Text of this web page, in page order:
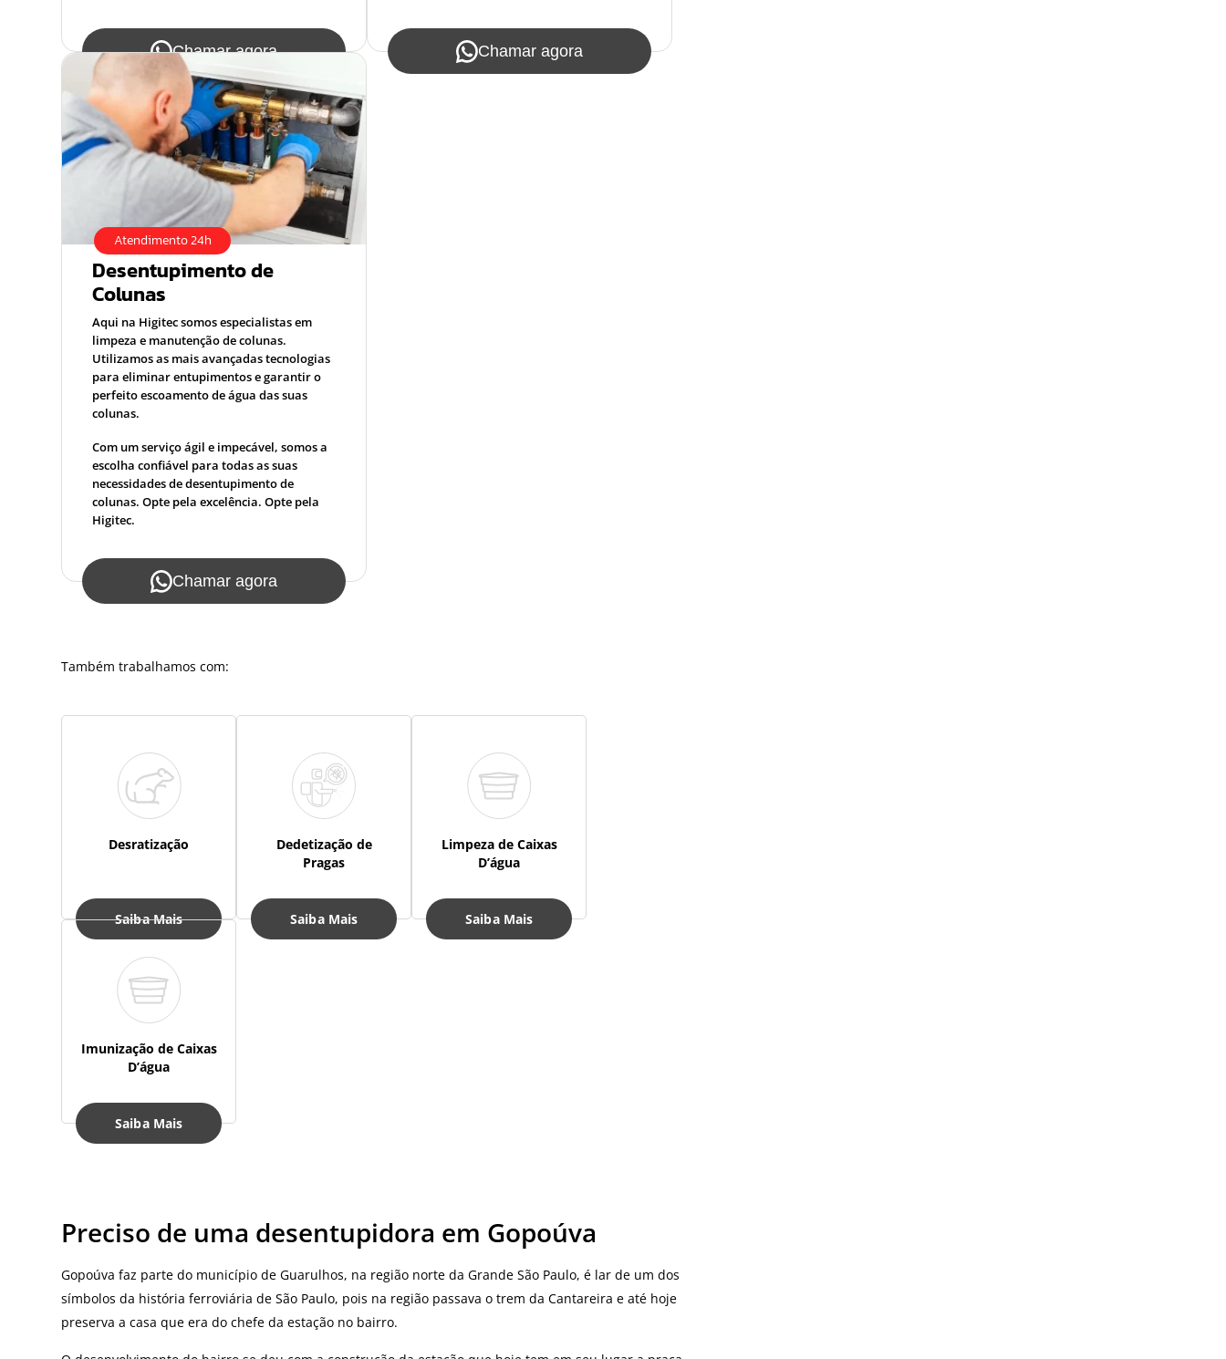
Chamar agora Chamar agora
Atendimento 24h
Desentupimento de
Colunas
Aqui na Higitec somos especialistas em
limpeza e manutenção de colunas.
Utilizamos as mais avançadas tecnologias
para eliminar entupimentos e garantir o
perfeito escoamento de água das suas
colunas.
Com um serviço ágil e impecável, somos a
escolha confiável para todas as suas
necessidades de desentupimento de
colunas. Opte pela excelência. Opte pela
Higitec.
Chamar agora
Também trabalhamos com:
Desratização
Saiba Mais
Dedetização de
Pragas
Saiba Mais
Limpeza de Caixas
D’água
Saiba Mais
Imunização de Caixas
D’água
Saiba Mais
Preciso de uma desentupidora em Gopoúva
Gopoúva faz parte do município de Guarulhos, na região norte da Grande São Paulo, é lar de um dos
símbolos da história ferroviária de São Paulo, pois na região passava o trem da Cantareira e até hoje
preserva a casa que era do chefe da estação no bairro.